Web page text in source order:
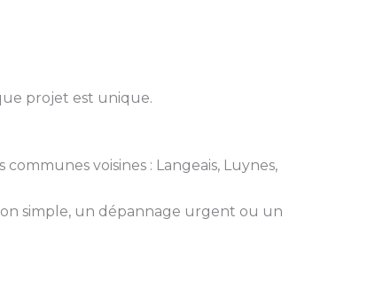
projet est unique.
communes voisines : Langeais, Luynes,
simple, un dépannage urgent ou un